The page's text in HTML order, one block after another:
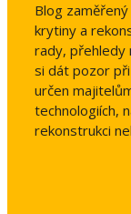
Blog
krytiny a
rady, přehledy
si dát pozor
určen
technologiích,
rekonstrukci